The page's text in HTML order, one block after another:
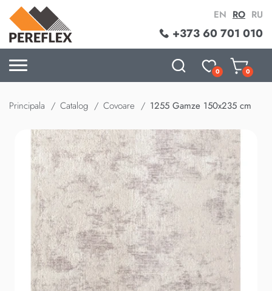
+373 60 701 010
EN RO RU
0 0
Principala Catalog Covoare 1255 Gamze 150x235 cm